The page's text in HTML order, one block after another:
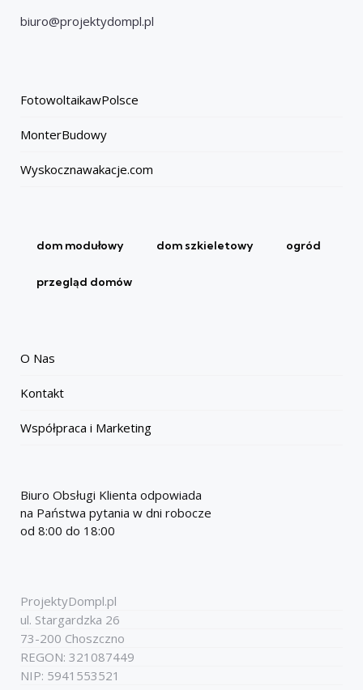
biuro@projektydompl.pl
FotowoltaikawPolsce
MonterBudowy
Wyskocznawakacje.com
dom modułowy dom szkieletowy ogród
przegląd domów
O Nas
Kontakt
Współpraca i Marketing
Biuro Obsługi Klienta odpowiada
na Państwa pytania w dni robocze
od 8:00 do 18:00
ProjektyDompl.pl
ul. Stargardzka 26
73-200 Choszczno
REGON: 321087449
NIP: 5941553521